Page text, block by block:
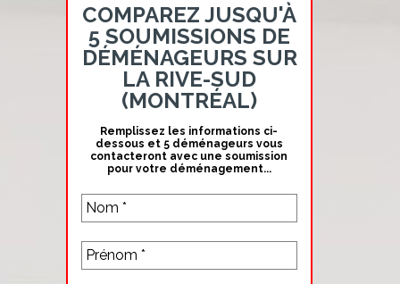
COMPAREZ JUSQU'À
5 SOUMISSIONS DE
DÉMÉNAGEURS SUR
LA RIVE-SUD
(MONTRÉAL)
Remplissez les informations ci-
dessous et 5 déménageurs vous
contacteront avec une soumission
pour votre déménagement...